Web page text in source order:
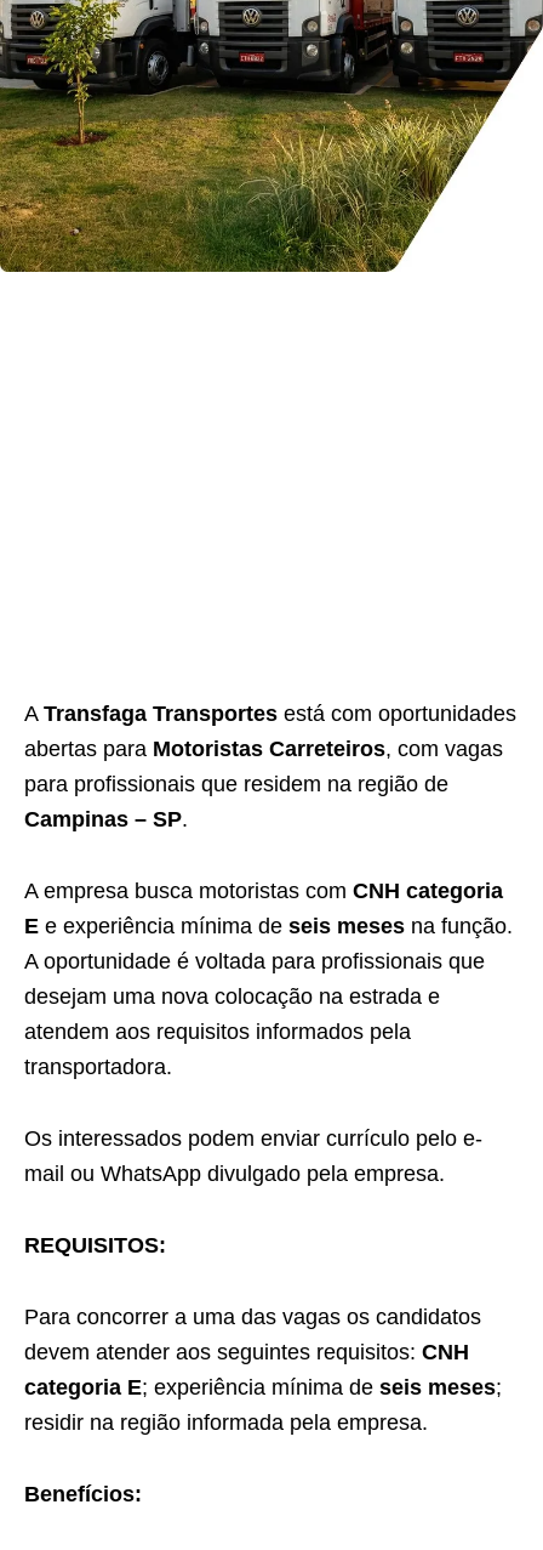
A Transfaga Transportes está com oportunidades
abertas para Motoristas Carreteiros, com vagas
para profissionais que residem na região de
Campinas – SP.
A empresa busca motoristas com CNH categoria
E e experiência mínima de seis meses na função.
A oportunidade é voltada para profissionais que
desejam uma nova colocação na estrada e
atendem aos requisitos informados pela
transportadora.
Os interessados podem enviar currículo pelo e-
mail ou WhatsApp divulgado pela empresa.
REQUISITOS:
Para concorrer a uma das vagas os candidatos
devem atender aos seguintes requisitos: CNH
categoria E; experiência mínima de seis meses;
residir na região informada pela empresa.
Benefícios: